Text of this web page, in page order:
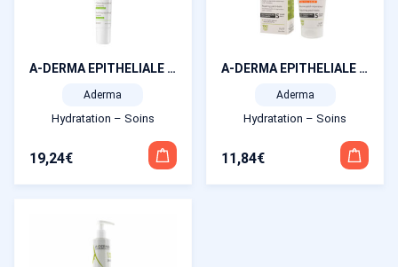
A-DERMA EPITHELIALE A.H Ultra Repair Crème Réparatrice Anti-marques 100 ml
Aderma
Hydratation – Soins
19,24€
A-DERMA EPITHELIALE A.H Ultra Repair Baume-Patch Réparateur 50 g
Aderma
Hydratation – Soins
11,84€